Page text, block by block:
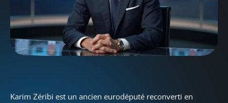
Karim Zéribi est un ancien eurodéputé reconverti en